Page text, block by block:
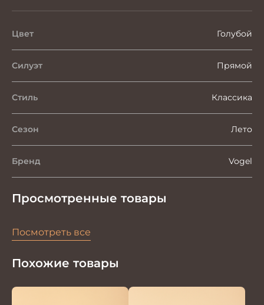
Цвет Голубой
Силуэт Прямой
Стиль Классика
Сезон Лето
Бренд Vogel
Просмотренные товары
Посмотреть все
Похожие товары